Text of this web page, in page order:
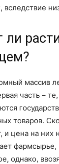
вследствие
ли
массив
часть –
товаров.
и цена на них
фармсырье,
однако,